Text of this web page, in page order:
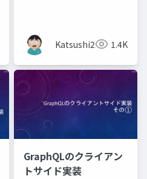
Katsushi21 1.4K
GraphQLのクライアン
トサイド実装